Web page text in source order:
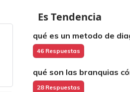
Es Tendencia
qué es un metodo de
46 Respuestas
qué son las branquias
28 Respuestas